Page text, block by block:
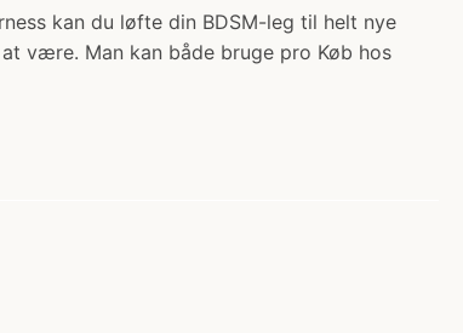
kan du løfte din BDSM-leg til helt nye
være. Man kan både bruge pro Køb hos